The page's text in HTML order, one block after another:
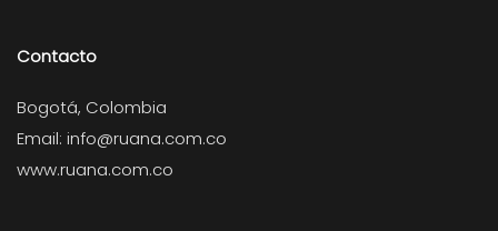
Contacto
Bogotá, Colombia
Email: info@ruana.com.co
www.ruana.com.co